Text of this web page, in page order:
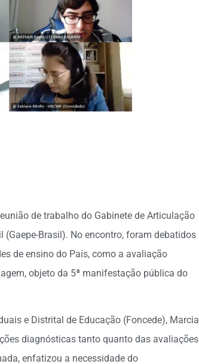
de trabalho do Gabinete de Articulação
Brasil). No encontro, foram debatidos
de ensino do País, como a avaliação
objeto da 5ª manifestação pública do
e Distrital de Educação (Foncede), Marcia
diagnósticas tanto quanto das avaliações
enfatizou a necessidade do